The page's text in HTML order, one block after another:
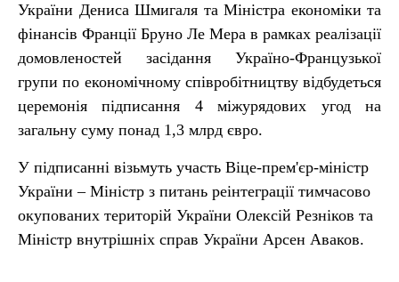
України Дениса Шмигаля та Міністра економіки та
фінансів Франції Бруно Ле Мера в рамках реалізації
домовленостей засідання Україно-Французької
групи по економічному співробітництву відбудеться
церемонія підписання 4 міжурядових угод на
загальну суму понад 1,3 млрд євро.
У підписанні візьмуть участь Віце-прем'єр-міністр
України – Міністр з питань реінтеграції тимчасово
окупованих територій України Олексій Резніков та
Міністр внутрішніх справ України Арсен Аваков.